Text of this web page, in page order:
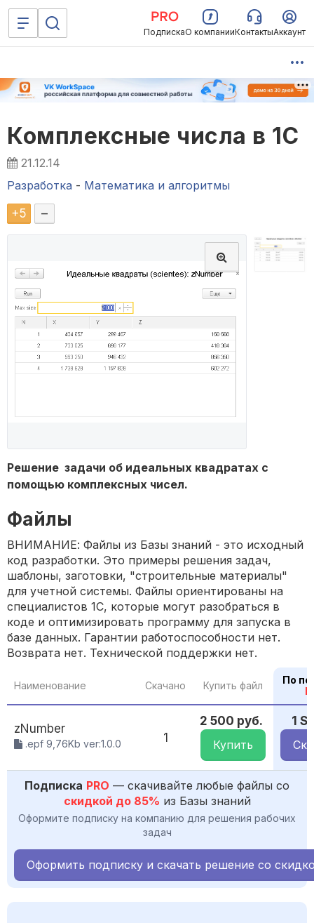
ПодпискаО компанииКонтактыАккаунт
Комплексные числа в 1С
21.12.14
Разработка - Математика и алгоритмы
+5 –
Решение задачи об идеальных квадратах с
помощью комплексных чисел.
Файлы
ВНИМАНИЕ: Файлы из Базы знаний - это исходный
код разработки. Это примеры решения задач,
шаблоны, заготовки, "строительные материалы"
для учетной системы. Файлы ориентированы на
специалистов 1С, которые могут разобраться в
коде и оптимизировать программу для запуска в
базе данных. Гарантии работоспособности нет.
Возврата нет. Технической поддержки нет.
Наименование Скачано Купить файл
По
zNumber
.epf 9,76Kb ver:1.0.0 1
2 500 руб.
Купить
1
Подписка PRO — скачивайте любые файлы со
скидкой до 85% из Базы знаний
Оформите подписку на компанию для решения рабочих
задач
Оформить подписку и скачать решение со